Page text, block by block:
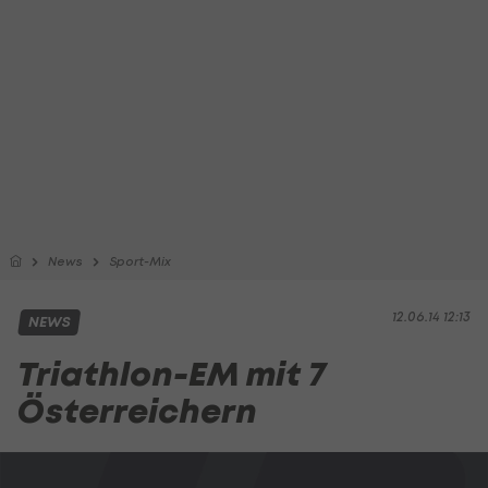
News Sport-Mix
12.06.14 12:13
NEWS
Triathlon-EM mit 7
Österreichern